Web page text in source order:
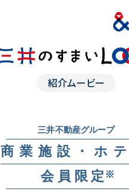
紹介ムービー
三井不動産グループ
商業施設・ホ
会員限定※